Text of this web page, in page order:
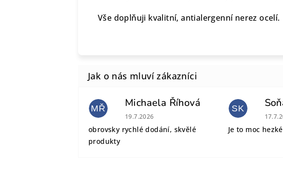
Vše doplňuji kvalitní, antialergenní nerez ocelí.
MŘ Michaela Říhová
Hodnocení obchodu je 5 z 5 hvězdiček.
19.7.2026
obrovsky rychlé dodání, skvělé
produkty
SK
Je to moc